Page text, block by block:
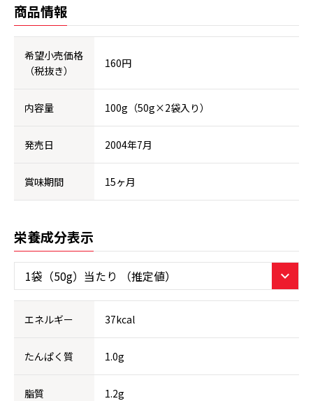
商品情報
希望小売価格
（税抜き）
160円
内容量 100g（50g×2袋入り）
発売日 2004年7月
賞味期間 15ヶ月
栄養成分表示
エネルギー 37kcal
たんぱく質 1.0g
脂質 1.2g